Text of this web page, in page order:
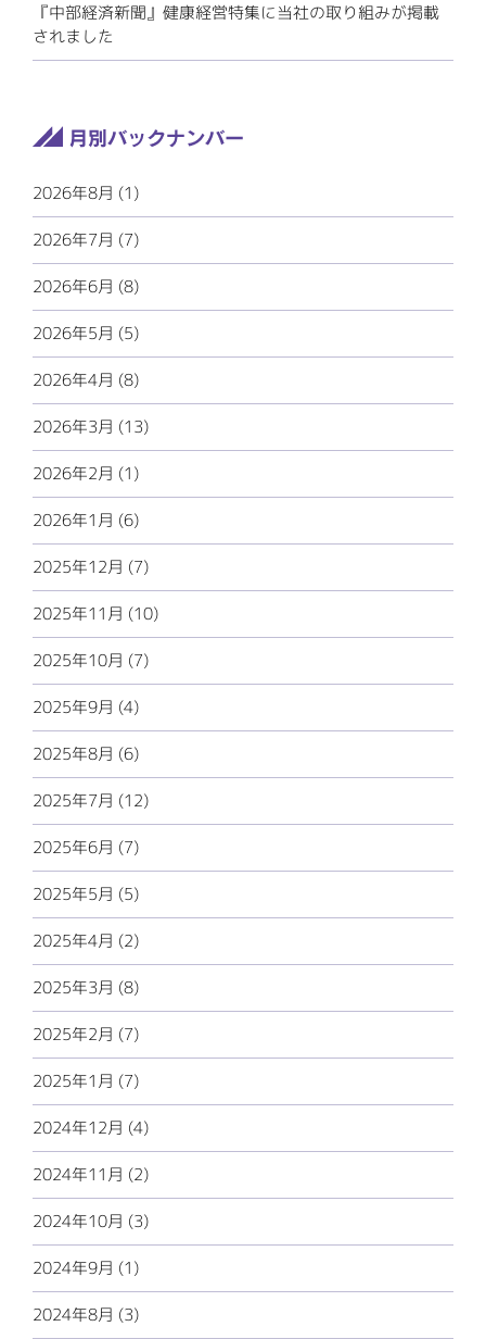
『中部経済新聞』健康経営特集に当社の取り組みが掲載
されました
2026年8月 (1)
2026年7月 (7)
2026年6月 (8)
2026年5月 (5)
2026年4月 (8)
2026年3月 (13)
2026年2月 (1)
2026年1月 (6)
2025年12月 (7)
2025年11月 (10)
2025年10月 (7)
2025年9月 (4)
2025年8月 (6)
2025年7月 (12)
2025年6月 (7)
2025年5月 (5)
2025年4月 (2)
2025年3月 (8)
2025年2月 (7)
2025年1月 (7)
2024年12月 (4)
2024年11月 (2)
2024年10月 (3)
2024年9月 (1)
2024年8月 (3)